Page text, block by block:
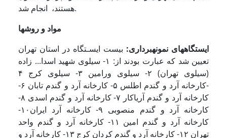
هستند، انجام شد.
مواد و روشها
ایستگاههای نمونه­برداری: بیست ایسـتگاه در استان تهران
تعیین شد که عبارت بودند از: ١- سیلوی شهید اسدا... زاده
(سیلوی تهران) ٢- سیلوی ورامین ۳- سیلوی کرج ۴
-کارخانه آرد و گندم اطلس ۵- کارخانه آرد و گندم تابان ۶-
کارخانه آرد و گندم آریاکار ۷- کارخانه آرد و گندم اسدی ۸-
کارخانه آرد و گندم منصوبی ٩- کارخانه آرد ایران۱٠-
کارخانه آرد و گندم امین ١١- کارخانه آرد و گندم واحد
تهران ١٢- کارخانه آرد و گندم کردان کرج ١٣- کارخانه آرد و